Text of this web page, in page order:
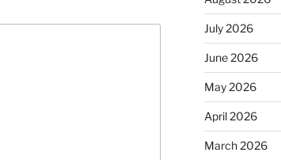
July 2026
June 2026
May 2026
April 2026
March 2026